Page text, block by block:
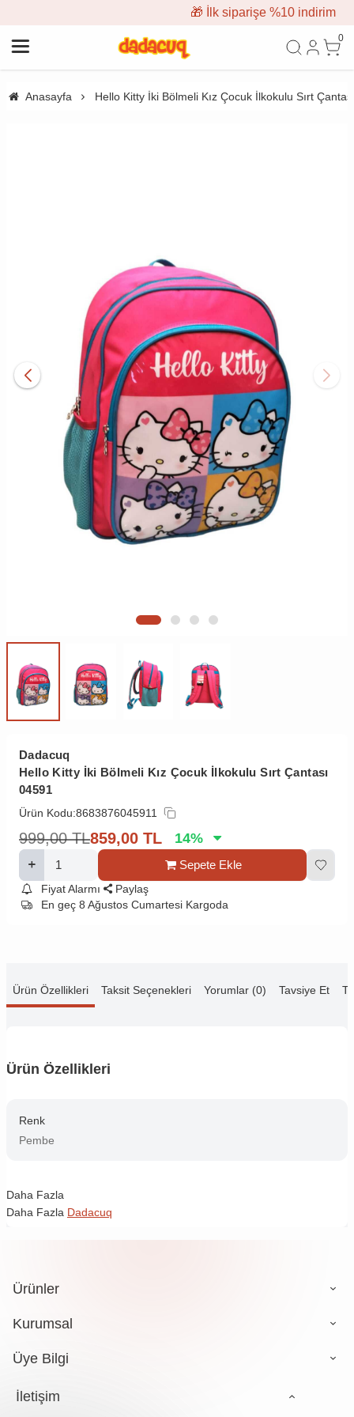
🎁 İlk siparişe %10 indirim
0
Anasayfa Hello Kitty İki Bölmeli Kız Çocuk İlkokulu Sırt
Dadacuq
Hello Kitty İki Bölmeli Kız Çocuk İlkokulu Sırt Çantası
04591
Ürün Kodu:8683876045911
999,00 TL859,00 TL 14%
Sepete Ekle
Fiyat Alarmı
Paylaş
En geç 8 Ağustos Cumartesi Kargoda
Ürün Özellikleri Taksit Seçenekleri Yorumlar (0) Tavsiye Et
Ürün Özellikleri
Renk
Pembe
Daha Fazla
Daha Fazla Dadacuq
Ürünler
Kurumsal
Üye Bilgi
İletişim